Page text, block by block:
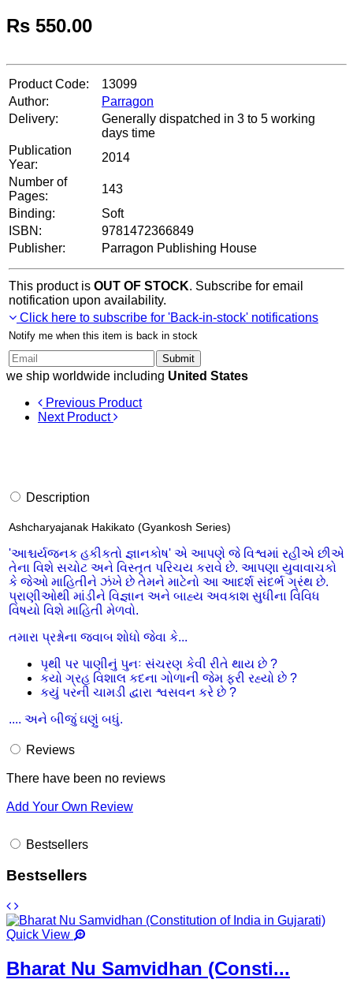
Rs 550.00
Product Code:
13099
Author:
Parragon
Delivery:
Generally dispatched in 3 to 5 working
days time
Publication
Year:
2014
Number of
Pages:
143
Binding:
Soft
ISBN:
9781472366849
Publisher:
Parragon Publishing House
This product is OUT OF STOCK. Subscribe for email
notification upon availability.
Click here to subscribe for 'Back-in-stock' notifications
Notify me when this item is back in stock
Submit
we ship worldwide including United States
Previous Product
Next Product
Description
Ashcharyajanak Hakikato (Gyankosh Series)
'આશ્ચર્યજનક હકીકતો જ્ઞાનકોષ' એ આપણે જે વિશ્વમાં રહીએ છીએ
તેના વિશે સચોટ અને વિસ્તૃત પરિચય કરાવે છે. આપણા યુવાવાચકો
કે જેઓ માહિતીને ઝંખે છે તેમને માટેનો આ આદર્શ સંદર્ભ ગ્રંથ છે.
પ્રાણીઓથી માંડીને વિજ્ઞાન અને બાહ્ય અવકાશ સુધીના વિવિધ
વિષયો વિશે માહિતી મેળવો.
તમારા પ્રશ્નોના જવાબ શોધો જેવા કે...
પૃથી પર પાણીનું પુનઃ સંચરણ કેવી રીતે થાય છે ?
કયો ગ્રહ વિશાલ કદના ગોળાની જેમ ફરી રહ્યો છે ?
કયું પરની ચામડી દ્વારા શ્વસવન કરે છે ?
.... અને બીજું ઘણું બધું.
Reviews
There have been no reviews
Add Your Own Review
Bestsellers
Bestsellers
Quick View
Bharat Nu Samvidhan (Consti...